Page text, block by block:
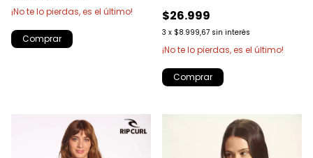
¡No te lo pierdas, es el último!
Comprar
$26.999
3 x $8.999,67 sin interés
¡No te lo pierdas, es el último!
Comprar